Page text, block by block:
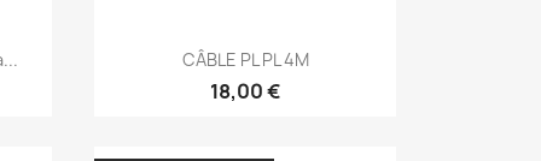
Aperçu rapide
CÂBLE PL PL 4M
18,00 €